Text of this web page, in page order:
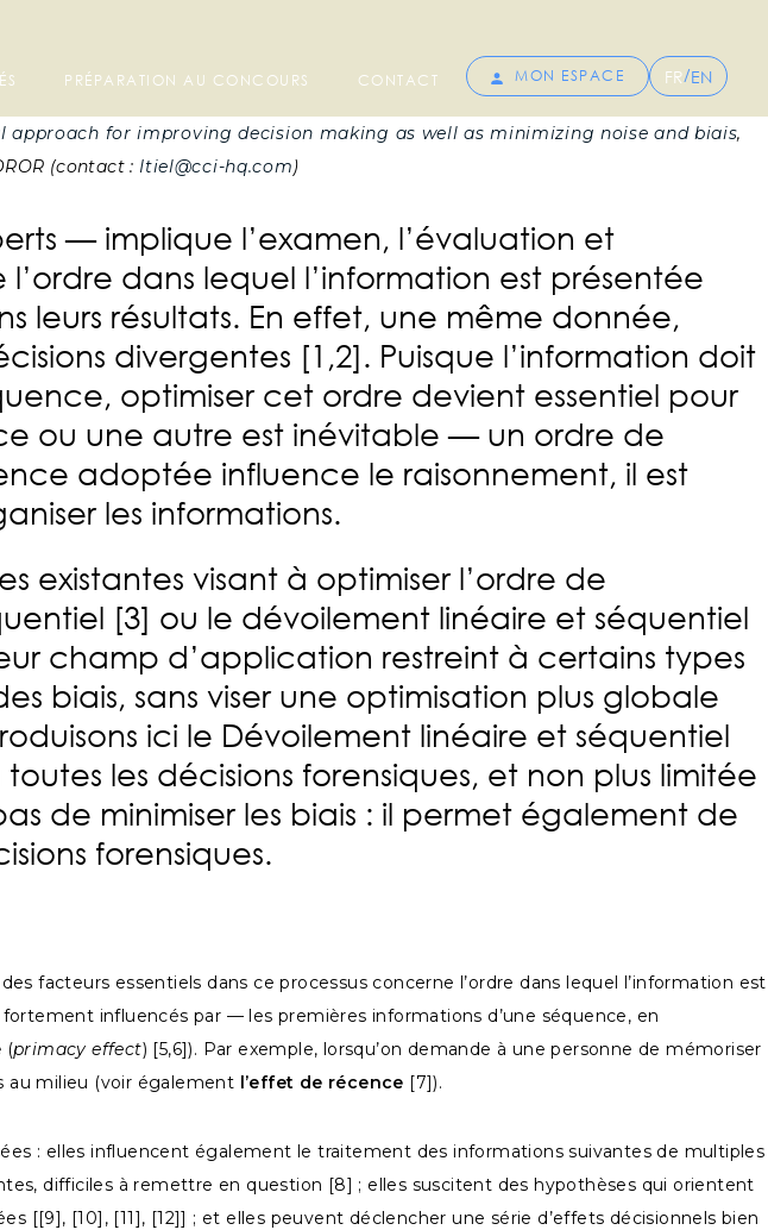
PRÉPARATION AU CONCOURS CONTACT MON ESPACE FR/EN
approach for improving decision making as well as minimizing noise and biais,
(contact : Itiel@cci-hq.com)
— implique l’examen, l’évaluation et
dans lequel l’information est présentée
leurs résultats. En effet, une même donnée,
divergentes [1,2]. Puisque l’information doit
optimiser cet ordre devient essentiel pour
ou une autre est inévitable — un ordre de
adoptée influence le raisonnement, il est
les informations.
existantes visant à optimiser l’ordre de
[3] ou le dévoilement linéaire et séquentiel
champ d’application restreint à certains types
biais, sans viser une optimisation plus globale
ici le Dévoilement linéaire et séquentiel
les décisions forensiques, et non plus limitée
de minimiser les biais : il permet également de
forensiques.
facteurs essentiels dans ce processus concerne l’ordre dans lequel l’information est
influencés par — les premières informations d’une séquence, en
(primacy effect) [5,6]). Par exemple, lorsqu’on demande à une personne de mémoriser
au milieu (voir également l’effet de récence [7]).
: elles influencent également le traitement des informations suivantes de multiples
difficiles à remettre en question [8] ; elles suscitent des hypothèses qui orientent
[10], [11], [12]] ; et elles peuvent déclencher une série d’effets décisionnels bien